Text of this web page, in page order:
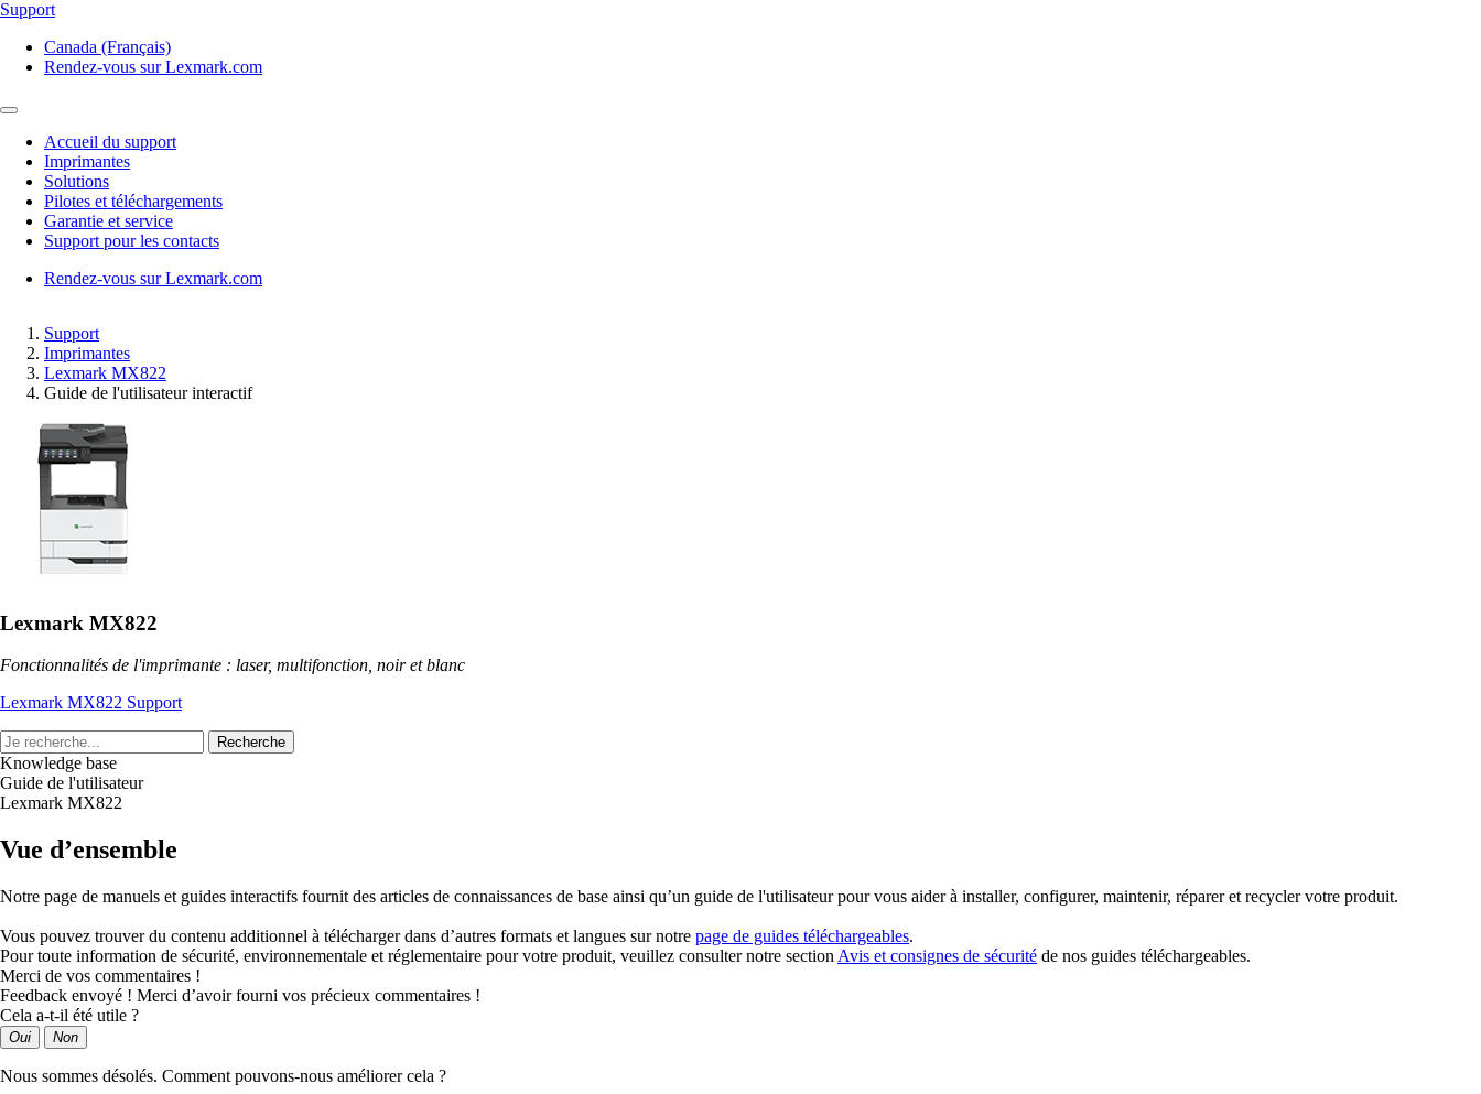
Support
Canada (Français)
Rendez-vous sur Lexmark.com
Accueil du support
Imprimantes
Solutions
Pilotes et téléchargements
Garantie et service
Support pour les contacts
Rendez-vous sur Lexmark.com
Support
Imprimantes
Lexmark MX822
Guide de l'utilisateur interactif
Lexmark MX822
Fonctionnalités de l'imprimante : laser, multifonction, noir et blanc
Lexmark MX822 Support
Recherche
Knowledge base
Guide de l'utilisateur
Lexmark MX822
Vue d’ensemble
Notre page de manuels et guides interactifs fournit des articles de connaissances de base ainsi qu’un guide de l'utilisateur pour vous aider à installer, configurer, maintenir, réparer et recycler votre produit.
Vous pouvez trouver du contenu additionnel à télécharger dans d’autres formats et langues sur notre page de guides téléchargeables.
Pour toute information de sécurité, environnementale et réglementaire pour votre produit, veuillez consulter notre section Avis et consignes de sécurité de nos guides téléchargeables.
Merci de vos commentaires !
Feedback envoyé ! Merci d’avoir fourni vos précieux commentaires !
Cela a-t-il été utile ?
Oui Non
Nous sommes désolés. Comment pouvons-nous améliorer cela ?